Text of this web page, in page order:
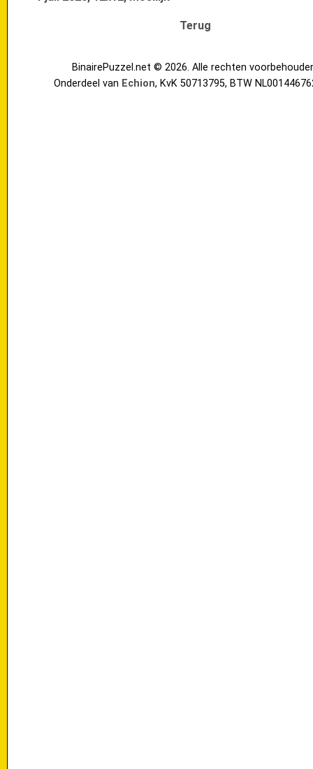
Terug
BinairePuzzel.net © 2026. Alle rechten
Onderdeel van Echion, KvK 50713795, BTW